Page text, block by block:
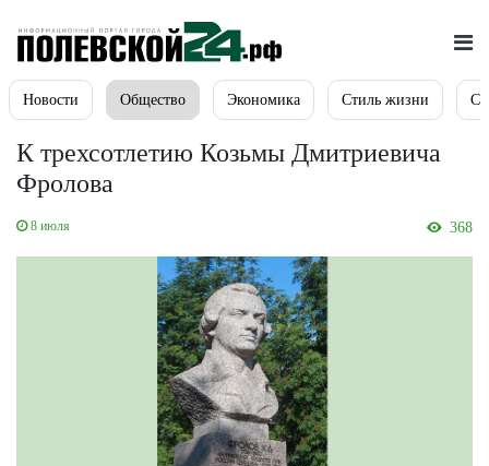
Новости Общество Экономика Стиль жизни
К трехсотлетию Козьмы Дмитриевича
Фролова
8 июля 368